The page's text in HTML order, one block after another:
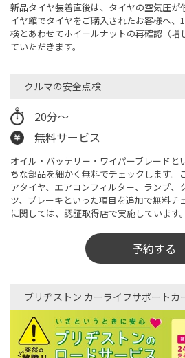
新品タイヤ装着直後は、タイヤの空気圧が
イヤ館でタイヤをご購入されたお客様へ、
検とあわせてホイールナットの再確認（増
ていただきます。
クルマの安全点検​
20分〜
無料サービス
オイル・バッテリー・ワイパーブレードと
ちな部品を細かく無料でチェックします。
アタイヤ、エアコンフィルター、ランプ、
ツ、ブレーキといった項目を追加で無料チ
に関しては、認証取得店で実施しています。
予約する
ブリヂストン カーライフサポートカ